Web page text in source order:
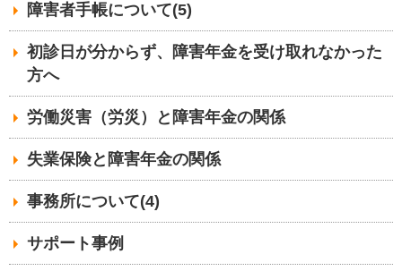
障害者手帳について(5)
初診日が分からず、障害年金を受け取れなかった
方へ
労働災害（労災）と障害年金の関係
失業保険と障害年金の関係
事務所について(4)
サポート事例